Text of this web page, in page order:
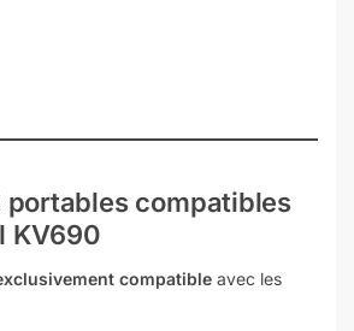
portables compatibles
KV690
compatible avec les